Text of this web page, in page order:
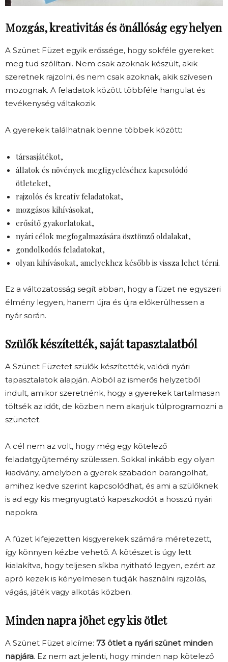
Mozgás, kreativitás és önállóság egy helyen
A Szünet Füzet egyik erőssége, hogy sokféle gyereket
meg tud szólítani. Nem csak azoknak készült, akik
szeretnek rajzolni, és nem csak azoknak, akik szívesen
mozognak. A feladatok között többféle hangulat és
tevékenység váltakozik.
A gyerekek találhatnak benne többek között:
társasjátékot,
állatok és növények megfigyeléséhez kapcsolódó
ötleteket,
rajzolós és kreatív feladatokat,
mozgásos kihívásokat,
erősítő gyakorlatokat,
nyári célok megfogalmazására ösztönző oldalakat,
gondolkodós feladatokat,
olyan kihívásokat, amelyekhez később is vissza lehet térni.
Ez a változatosság segít abban, hogy a füzet ne egyszeri
élmény legyen, hanem újra és újra előkerülhessen a
nyár során.
Szülők készítették, saját tapasztalatból
A Szünet Füzetet szülők készítették, valódi nyári
tapasztalatok alapján. Abból az ismerős helyzetből
indult, amikor szeretnénk, hogy a gyerekek tartalmasan
töltsék az időt, de közben nem akarjuk túlprogramozni a
szünetet.
A cél nem az volt, hogy még egy kötelező
feladatgyűjtemény szülessen. Sokkal inkább egy olyan
kiadvány, amelyben a gyerek szabadon barangolhat,
amihez kedve szerint kapcsolódhat, és ami a szülőknek
is ad egy kis megnyugtató kapaszkodót a hosszú nyári
napokra.
A füzet kifejezetten kisgyerekek számára méretezett,
így könnyen kézbe vehető. A kötészet is úgy lett
kialakítva, hogy teljesen síkba nyitható legyen, ezért az
apró kezek is kényelmesen tudják használni rajzolás,
vágás, játék vagy alkotás közben.
Minden napra jöhet egy kis ötlet
A Szünet Füzet alcíme: 73 ötlet a nyári szünet minden
napjára. Ez nem azt jelenti, hogy minden nap kötelező